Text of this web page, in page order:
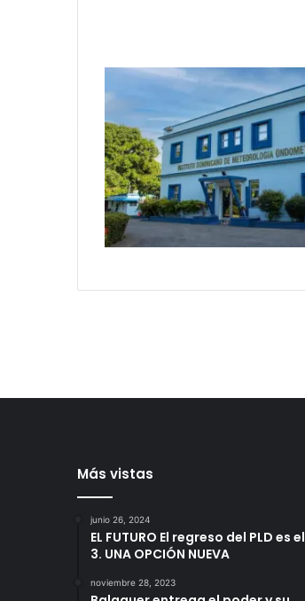
Más vistas
junio 26, 2024
EL FUTURO El regreso del PLD es el
3. UNA OPCIÓN NUEVA
noviembre 28, 2023